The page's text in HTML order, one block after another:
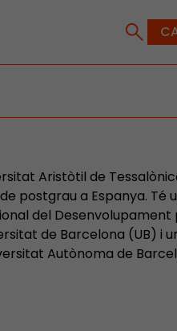
Aristòtil de
postgrau a Espanya. Té
del Desenvolupament
de Barcelona (UB) i
Autònoma de